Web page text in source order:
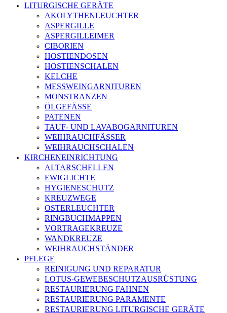
LITURGISCHE GERÄTE
AKOLYTHENLEUCHTER
ASPERGILLE
ASPERGILLEIMER
CIBORIEN
HOSTIENDOSEN
HOSTIENSCHALEN
KELCHE
MESSWEINGARNITUREN
MONSTRANZEN
ÖLGEFÄSSE
PATENEN
TAUF- UND LAVABOGARNITUREN
WEIHRAUCHFÄSSER
WEIHRAUCHSCHALEN
KIRCHENEINRICHTUNG
ALTARSCHELLEN
EWIGLICHTE
HYGIENESCHUTZ
KREUZWEGE
OSTERLEUCHTER
RINGBUCHMAPPEN
VORTRAGEKREUZE
WANDKREUZE
WEIHRAUCHSTÄNDER
PFLEGE
REINIGUNG UND REPARATUR
LOTUS-GEWEBESCHUTZAUSRÜSTUNG
RESTAURIERUNG FAHNEN
RESTAURIERUNG PARAMENTE
RESTAURIERUNG LITURGISCHE GERÄTE